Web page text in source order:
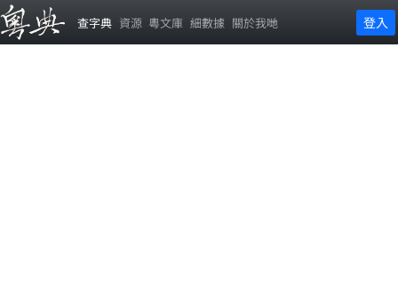
查字典 資源 粵文庫 細數據 關於我哋 登入